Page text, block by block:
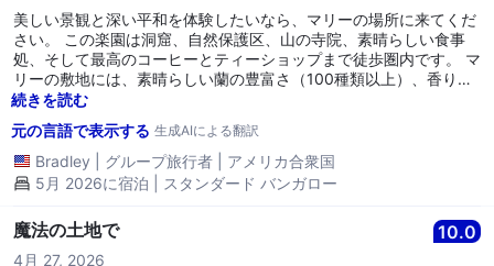
美しい景観と深い平和を体験したいなら、マリーの場所に来てくだ
さい。 この楽園は洞窟、自然保護区、山の寺院、素晴らしい食事
処、そして最高のコーヒーとティーショップまで徒歩圏内です。 マ
リーの敷地には、素晴らしい蘭の豊富さ（100種類以上）、香り高
い木（プルメリア）と低木（ジャスミン）、水の特徴、リフレッシ
ングなプール、ヨガと瞑想に最適な屋外デッキがあります。 朝食は
愛情を込めて作られ、そのため美味しい以上のものです。心を込め
た手作りです。 マリーと彼女の家族は、私と友人を地元の市場に連
れて行ってくれ、食べ物、食べ物、そしてさらに素晴らしい食べ物
に出会いました。私たちはその食べ物をマリーのところに持ち帰
り、一緒に豪華な食事を楽しみました。 賢く選び、マリーを選ん
で、表面的な満足を超えた満たされる喜びのある滞在をお楽しみく
ださい。
続きを読む
元の言語で表示する 生成AIによる翻訳
Bradley グループ旅行者
アメリカ合衆国
5月 2026に宿泊 | スタンダード バンガロー
魔法の土地で 10.0
4月 27, 2026